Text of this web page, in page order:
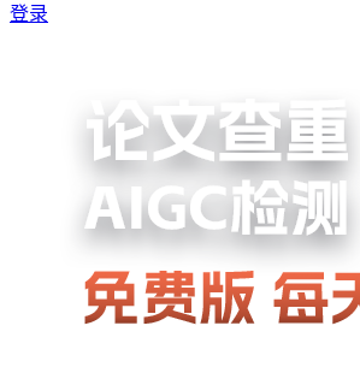
登录